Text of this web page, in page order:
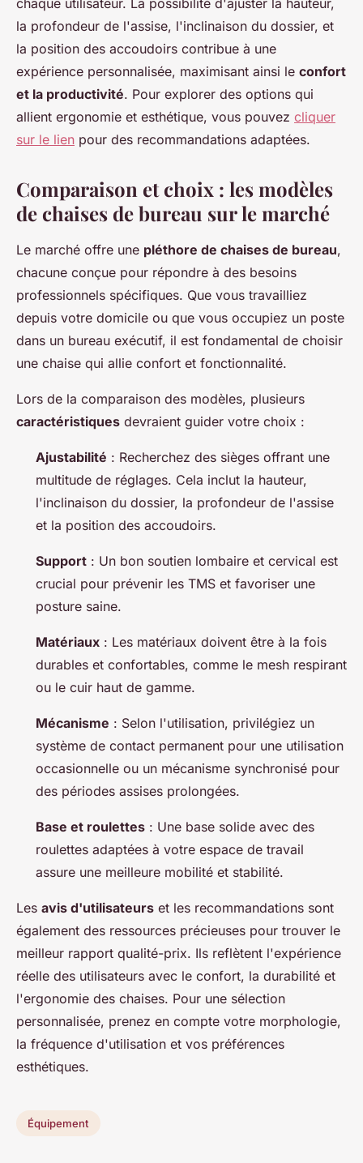
chaque utilisateur. La possibilité d'ajuster la hauteur,
la profondeur de l'assise, l'inclinaison du dossier, et
la position des accoudoirs contribue à une
expérience personnalisée, maximisant ainsi le confort
et la productivité. Pour explorer des options qui
allient ergonomie et esthétique, vous pouvez cliquer
sur le lien pour des recommandations adaptées.
Comparaison et choix : les modèles
de chaises de bureau sur le marché
Le marché offre une pléthore de chaises de bureau,
chacune conçue pour répondre à des besoins
professionnels spécifiques. Que vous travailliez
depuis votre domicile ou que vous occupiez un poste
dans un bureau exécutif, il est fondamental de choisir
une chaise qui allie confort et fonctionnalité.
Lors de la comparaison des modèles, plusieurs
caractéristiques devraient guider votre choix :
Ajustabilité : Recherchez des sièges offrant une
multitude de réglages. Cela inclut la hauteur,
l'inclinaison du dossier, la profondeur de l'assise
et la position des accoudoirs.
Support : Un bon soutien lombaire et cervical est
crucial pour prévenir les TMS et favoriser une
posture saine.
Matériaux : Les matériaux doivent être à la fois
durables et confortables, comme le mesh respirant
ou le cuir haut de gamme.
Mécanisme : Selon l'utilisation, privilégiez un
système de contact permanent pour une utilisation
occasionnelle ou un mécanisme synchronisé pour
des périodes assises prolongées.
Base et roulettes : Une base solide avec des
roulettes adaptées à votre espace de travail
assure une meilleure mobilité et stabilité.
Les avis d'utilisateurs et les recommandations sont
également des ressources précieuses pour trouver le
meilleur rapport qualité-prix. Ils reflètent l'expérience
réelle des utilisateurs avec le confort, la durabilité et
l'ergonomie des chaises. Pour une sélection
personnalisée, prenez en compte votre morphologie,
la fréquence d'utilisation et vos préférences
esthétiques.
Équipement